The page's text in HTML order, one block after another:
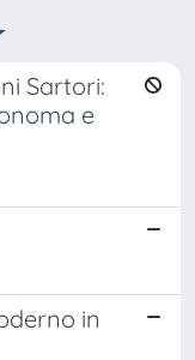
Sartori:
e
in